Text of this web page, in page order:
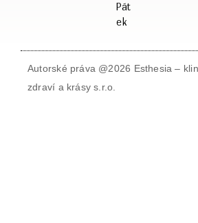
Pát
ek
Autorské práva @2026 Esthesia –
zdraví a krásy s.r.o.